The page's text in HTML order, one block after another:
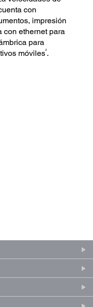
con
impresión
con ethernet para
para
móviles2.